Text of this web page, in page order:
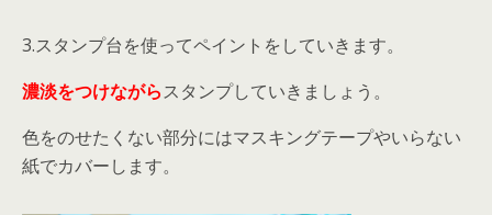
3.スタンプ台を使ってペイントをしていきます。
濃淡をつけながらスタンプしていきましょう。
色をのせたくない部分にはマスキングテープやいらない
紙でカバーします。